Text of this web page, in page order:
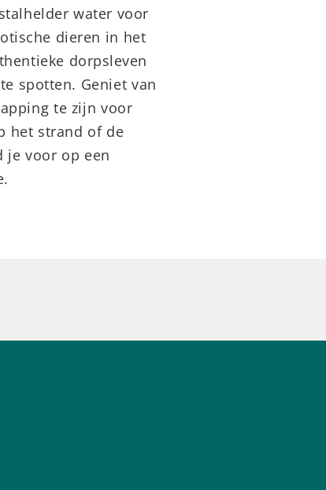
water voor
dieren in het
dorpsleven
spotten. Geniet van
te zijn voor
het strand of de
je voor op een